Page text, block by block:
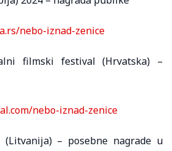
nebo-iznad-zenice
filmski festival (Hrvatska) –
nebo-iznad-zenice
(Litvanija) – posebne nagrade u